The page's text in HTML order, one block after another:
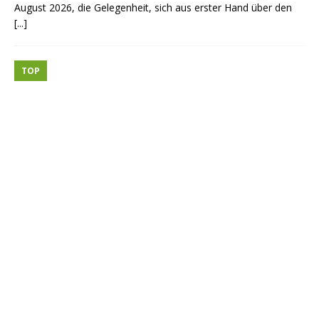
August 2026, die Gelegenheit, sich aus erster Hand über den
[...]
TOP